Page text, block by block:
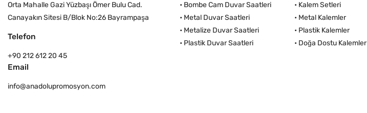
Orta Mahalle Gazi Yüzbaşı Ömer Bulu Cad.
Canayakın Sitesi B/Blok No:26 Bayrampaşa
Telefon
+90 212 612 20 45
Email
info@anadolupromosyon.com
• Bombe Cam Duvar Saatleri
• Metal Duvar Saatleri
• Metalize Duvar Saatleri
• Plastik Duvar Saatleri
• Kalem Setleri
• Metal Kalemler
• Plastik Kalemler
• Doğa Dostu Kalemler